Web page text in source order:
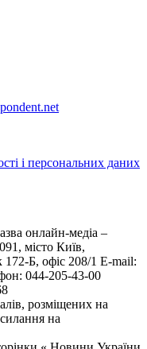
і персональних даних
онлайн-медіа –
місто Київ,
Б, офіс 208/1 E-mail:
044-205-43-00
розміщених на
на